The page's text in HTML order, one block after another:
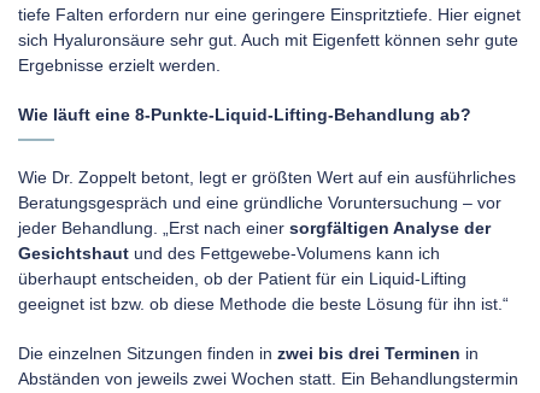
tiefe Falten erfordern nur eine geringere Einspritztiefe. Hier eignet
sich Hyaluronsäure sehr gut. Auch mit Eigenfett können sehr gute
Ergebnisse erzielt werden.
Wie läuft eine 8-Punkte-Liquid-Lifting-Behandlung ab?
Wie Dr. Zoppelt betont, legt er größten Wert auf ein ausführliches
Beratungsgespräch und eine gründliche Voruntersuchung – vor
jeder Behandlung. „Erst nach einer sorgfältigen Analyse der
Gesichtshaut und des Fettgewebe-Volumens kann ich
überhaupt entscheiden, ob der Patient für ein Liquid-Lifting
geeignet ist bzw. ob diese Methode die beste Lösung für ihn ist.“
Die einzelnen Sitzungen finden in zwei bis drei Terminen in
Abständen von jeweils zwei Wochen statt. Ein Behandlungstermin